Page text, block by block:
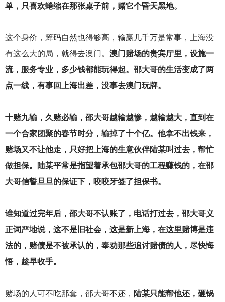
单，只喜欢蜷缩在那张桌子前，赌它个昏天黑地。
这个身价，筹码自然也得够高，输赢几千万是常事，上海没
有这么大的局，就得去澳门。 澳门赌场的贵宾厅里，设施一
流，服务专业，多少钱都能玩得起。邵大哥的生活变成了两
点一线，有事回上海出差，没事去澳门玩牌。
十赌九输，久赌必输，邵大哥越输越惨，越输越大，直到在
一个合家团聚的春节时分，输掉了十个亿。他拿不出钱来，
赌场又不让他走，只好把上海的生意伙伴陆某叫过去，帮忙
做担保。陆某平常是指望着承包邵大哥的工程赚钱的，在邵
大哥信誓旦旦的保证下，咬咬牙签了担保书。
谁知道过完年后，邵大哥不认账了，电话打过去，邵大哥义
正词严地说，这不是旧社会，这是新上海，在这里赌博是违
法的，赌债是不被承认的，奉劝那些追讨赌债的人，尽快悔
悟，趁早收手。
赌场的人可不吃那套，邵大哥不还， 陆某只能帮他还，砸锅